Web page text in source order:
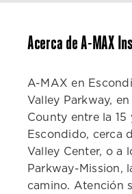
Acerca de A-MAX
A-MAX en
Valley Parkway,
County entre la 15
Escondido, cerca
Valley Center, o a
Parkway-Mission,
camino. Atención